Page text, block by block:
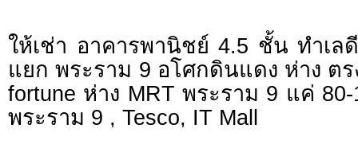
ให้เช่า อาคารพานิชย์ 4.5 ชั้น ทำเ
แยก พระราม 9 อโศกดินแดง ห่าง ตร
fortune ห่าง MRT พระราม 9 แค่
พระราม 9 , Tesco, IT Mall